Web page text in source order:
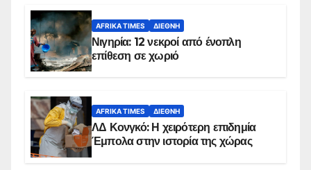
AFRIKA TIMES ΔΙΕΘΝΉ
Νιγηρία: 12 νεκροί από ένοπλη
επίθεση σε χωριό
AFRIKA TIMES ΔΙΕΘΝΉ
ΛΔ Κονγκό: Η χειρότερη επιδημία
Έμπολα στην ιστορία της χώρας